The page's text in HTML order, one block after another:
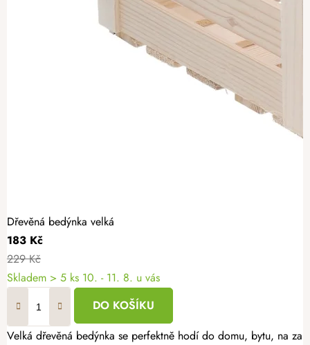
Dřevěná bedýnka velká
183 Kč
229 Kč
Skladem > 5 ks 10. - 11. 8. u vás
DO KOŠÍKU
Velká dřevěná bedýnka se perfektně hodí do domu, bytu, na